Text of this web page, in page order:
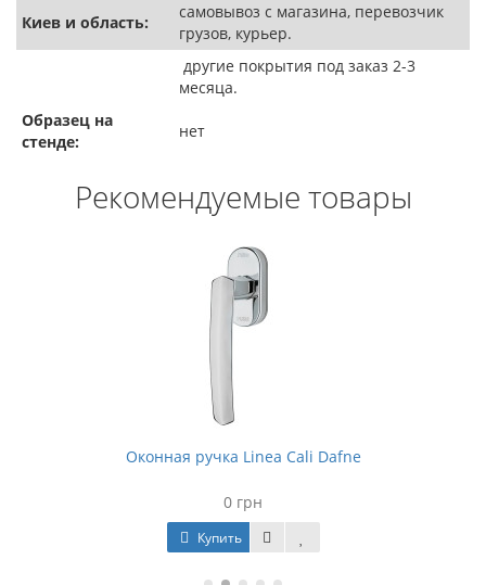
Киев и область:
самовывоз с магазина, перевозчик
грузов, курьер.
другие покрытия под заказ 2-3
месяца.
Образец на
стенде:
нет
Рекомендуемые товары
Оконная ручка Linea Cali Dafne
0 грн
Купить